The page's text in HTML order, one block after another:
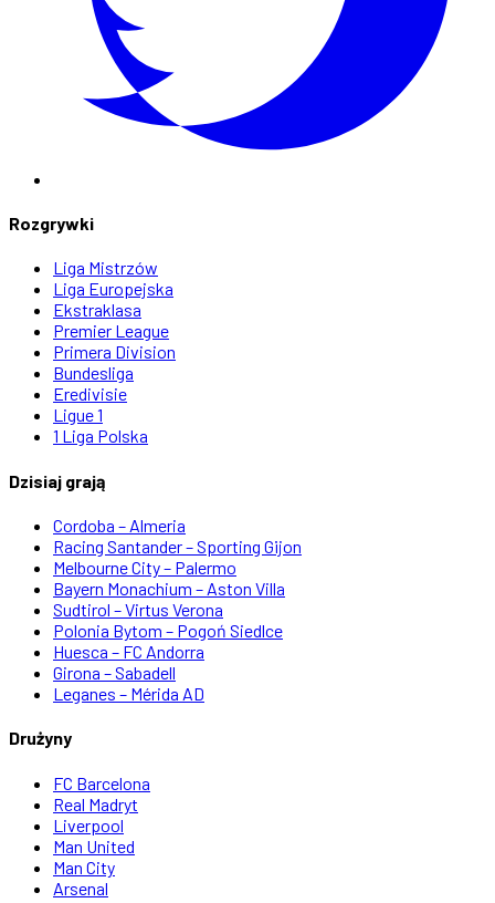
Rozgrywki
Liga Mistrzów
Liga Europejska
Ekstraklasa
Premier League
Primera Division
Bundesliga
Eredivisie
Ligue 1
1 Liga Polska
Dzisiaj grają
Cordoba – Almeria
Racing Santander – Sporting Gijon
Melbourne City – Palermo
Bayern Monachium – Aston Villa
Sudtirol – Virtus Verona
Polonia Bytom – Pogoń Siedlce
Huesca – FC Andorra
Girona – Sabadell
Leganes – Mérida AD
Drużyny
FC Barcelona
Real Madryt
Liverpool
Man United
Man City
Arsenal